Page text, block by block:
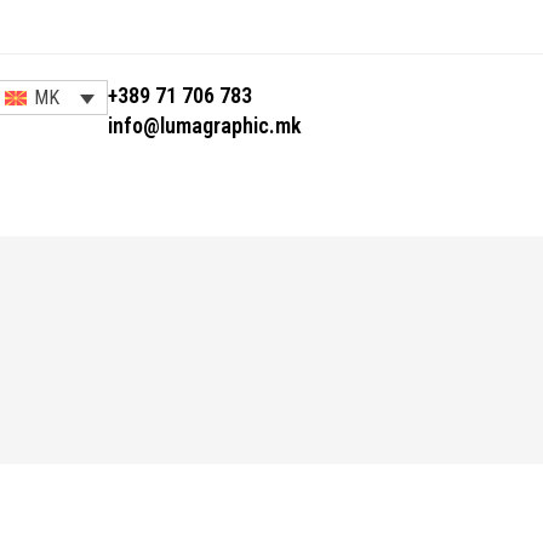
MK
+389 71 706 783
info@lumagraphic.mk